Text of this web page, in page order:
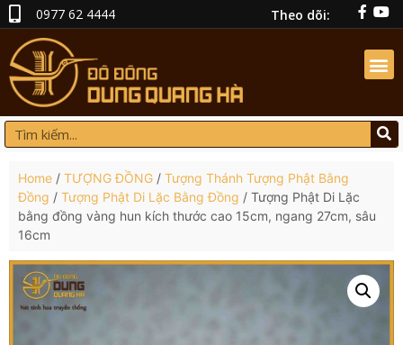
0977 62 4444 Theo dõi:
Home / TƯỢNG ĐỒNG / Tượng Thánh Tượng Phật Bằng
Đồng / Tượng Phật Di Lặc Bằng Đồng / Tượng Phật Di Lặc
bằng đồng vàng hun kích thước cao 15cm, ngang 27cm, sâu
16cm